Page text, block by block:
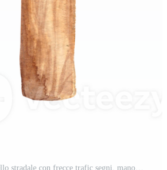
vecchio di legno cartello stradale con frecce trafic segni. mano disegnato acquerello illustrazione. PNG Pro